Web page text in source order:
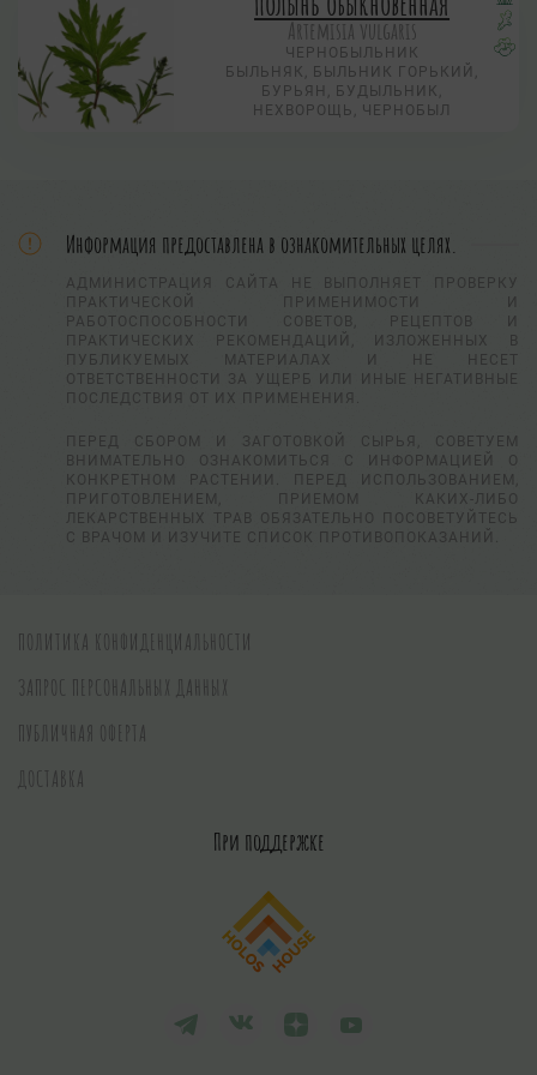
Artemisia vulgaris
ЧЕРНОБЫЛЬНИК
БЫЛЬНЯК, БЫЛЬНИК ГОРЬКИЙ,
БУРЬЯН, БУДЫЛЬНИК,
НЕХВОРОЩЬ, ЧЕРНОБЫЛ
Информация предоставлена в ознакомительных целях.
АДМИНИСТРАЦИЯ САЙТА НЕ ВЫПОЛНЯЕТ ПРОВЕРКУ
ПРАКТИЧЕСКОЙ ПРИМЕНИМОСТИ И
РАБОТОСПОСОБНОСТИ СОВЕТОВ, РЕЦЕПТОВ И
ПРАКТИЧЕСКИХ РЕКОМЕНДАЦИЙ, ИЗЛОЖЕННЫХ В
ПУБЛИКУЕМЫХ МАТЕРИАЛАХ И НЕ НЕСЕТ
ОТВЕТСТВЕННОСТИ ЗА УЩЕРБ ИЛИ ИНЫЕ НЕГАТИВНЫЕ
ПОСЛЕДСТВИЯ ОТ ИХ ПРИМЕНЕНИЯ.
ПЕРЕД СБОРОМ И ЗАГОТОВКОЙ СЫРЬЯ, СОВЕТУЕМ
ВНИМАТЕЛЬНО ОЗНАКОМИТЬСЯ С ИНФОРМАЦИЕЙ О
КОНКРЕТНОМ РАСТЕНИИ. ПЕРЕД ИСПОЛЬЗОВАНИЕМ,
ПРИГОТОВЛЕНИЕМ, ПРИЕМОМ КАКИХ-ЛИБО
ЛЕКАРСТВЕННЫХ ТРАВ ОБЯЗАТЕЛЬНО ПОСОВЕТУЙТЕСЬ
С ВРАЧОМ И ИЗУЧИТЕ СПИСОК ПРОТИВОПОКАЗАНИЙ.
ПОЛИТИКА КОНФИДЕНЦИАЛЬНОСТИ
ЗАПРОС ПЕРСОНАЛЬНЫХ ДАННЫХ
ПУБЛИЧНАЯ ОФЕРТА
ДОСТАВКА
При поддержке